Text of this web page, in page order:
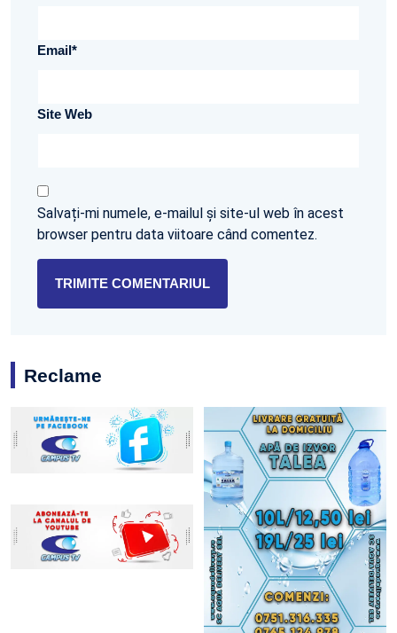
Email*
Site Web
Salvați-mi numele, e-mailul și site-ul web în acest
browser pentru data viitoare când comentez.
Reclame